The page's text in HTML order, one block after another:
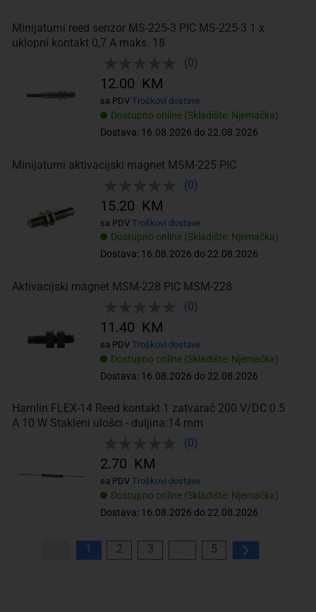
Minijaturni reed senzor MS-225-3 PIC MS-225-3 1 x
uklopni kontakt 0,7 A maks. 18
(0)
Dostupno online (Skladište: Njemačka)
Dostava: 16.08.2026 do 22.08.2026
12.00 KM
sa PDV Troškovi dostave
Minijaturni aktivacijski magnet MSM-225 PIC
(0)
Dostupno online (Skladište: Njemačka)
Dostava: 16.08.2026 do 22.08.2026
15.20 KM
sa PDV Troškovi dostave
Aktivacijski magnet MSM-228 PIC MSM-228
(0)
Dostupno online (Skladište: Njemačka)
Dostava: 16.08.2026 do 22.08.2026
11.40 KM
sa PDV Troškovi dostave
Hamlin FLEX-14 Reed kontakt 1 zatvarač 200 V/DC 0.5
A 10 W Stakleni ulošci - duljina:14 mm
(0)
Dostupno online (Skladište: Njemačka)
Dostava: 16.08.2026 do 22.08.2026
2.70 KM
sa PDV Troškovi dostave
1 2 3 5